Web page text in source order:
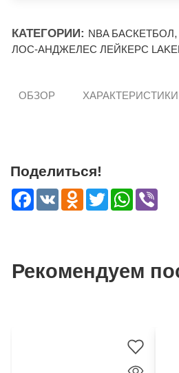
КАТЕГОРИИ: NBA БАСКЕТБОЛ,
ЛОС-АНДЖЕЛЕС ЛЕЙКЕРС
ОБЗОР ХАРАКТЕРИСТИКИ
Поделиться!
Facebook
VK Odnoklassniki
TwitterWhatsApp
Рекомендуем